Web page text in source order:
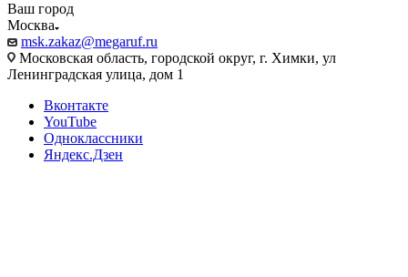
Ваш город
Москва
msk.zakaz@megaruf.ru
Московская область, городской округ, г. Химки, ул
Ленинградская улица, дом 1
Вконтакте
YouTube
Одноклассники
Яндекс.Дзен